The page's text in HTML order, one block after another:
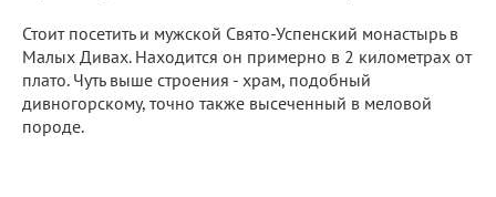
Стоит посетить и мужской Свято-Успенский монастырь в
Малых Дивах. Находится он примерно в 2 километрах от
плато. Чуть выше строения - храм, подобный
дивногорскому, точно также высеченный в меловой
породе.